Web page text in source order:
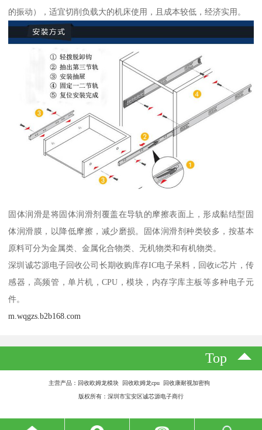
的振动），适宜切削负载大的机床使用，且成本较低，经济实用。
固体润滑是将固体润滑剂覆盖在导轨的摩擦表面上，形成黏结型固
体润滑膜，以降低摩擦，减少磨损。固体润滑剂种类较多，按基本
原料可分为金属类、金属化合物类、无机物类和有机物类。
深圳诚芯源电子回收公司长期收购库存IC电子呆料，回收ic芯片，传
感器，高频管，单片机，CPU，模块，内存字库主板等多种电子元
件。
m.wqgzs.b2b168.com
Top
主营产品：回收欧姆龙模块 回收欧姆龙cpu 回收康耐视加密狗
版权所有：深圳市宝安区诚芯源电子商行